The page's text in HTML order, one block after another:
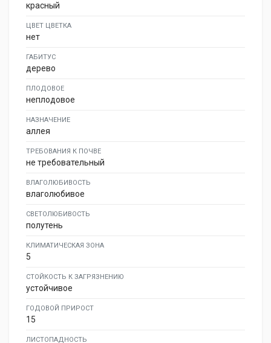
красный
ЦВЕТ ЦВЕТКА
нет
ГАБИТУС
дерево
ПЛОДОВОЕ
неплодовое
НАЗНАЧЕНИЕ
аллея
ТРЕБОВАНИЯ К ПОЧВЕ
не требовательный
ВЛАГОЛЮБИВОСТЬ
влаголюбивое
СВЕТОЛЮБИВОСТЬ
полутень
КЛИМАТИЧЕСКАЯ ЗОНА
5
СТОЙКОСТЬ К ЗАГРЯЗНЕНИЮ
устойчивое
ГОДОВОЙ ПРИРОСТ
15
ЛИСТОПАДНОСТЬ